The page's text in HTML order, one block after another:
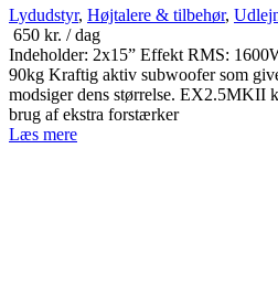
Lydudstyr, Højtalere & tilbehør,
650 kr. / dag
Indeholder: 2x15” Effekt RMS:
90kg Kraftig aktiv subwoofer som
modsiger dens størrelse. EX2.5MKII
brug af ekstra forstærker
Læs mere